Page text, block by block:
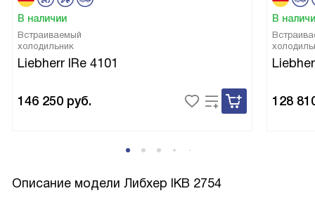
В наличии
Встраиваемый
холодильник
Liebherr IRe 4101
146 250 руб.
В
128
Описание модели Либхер IKB 2754